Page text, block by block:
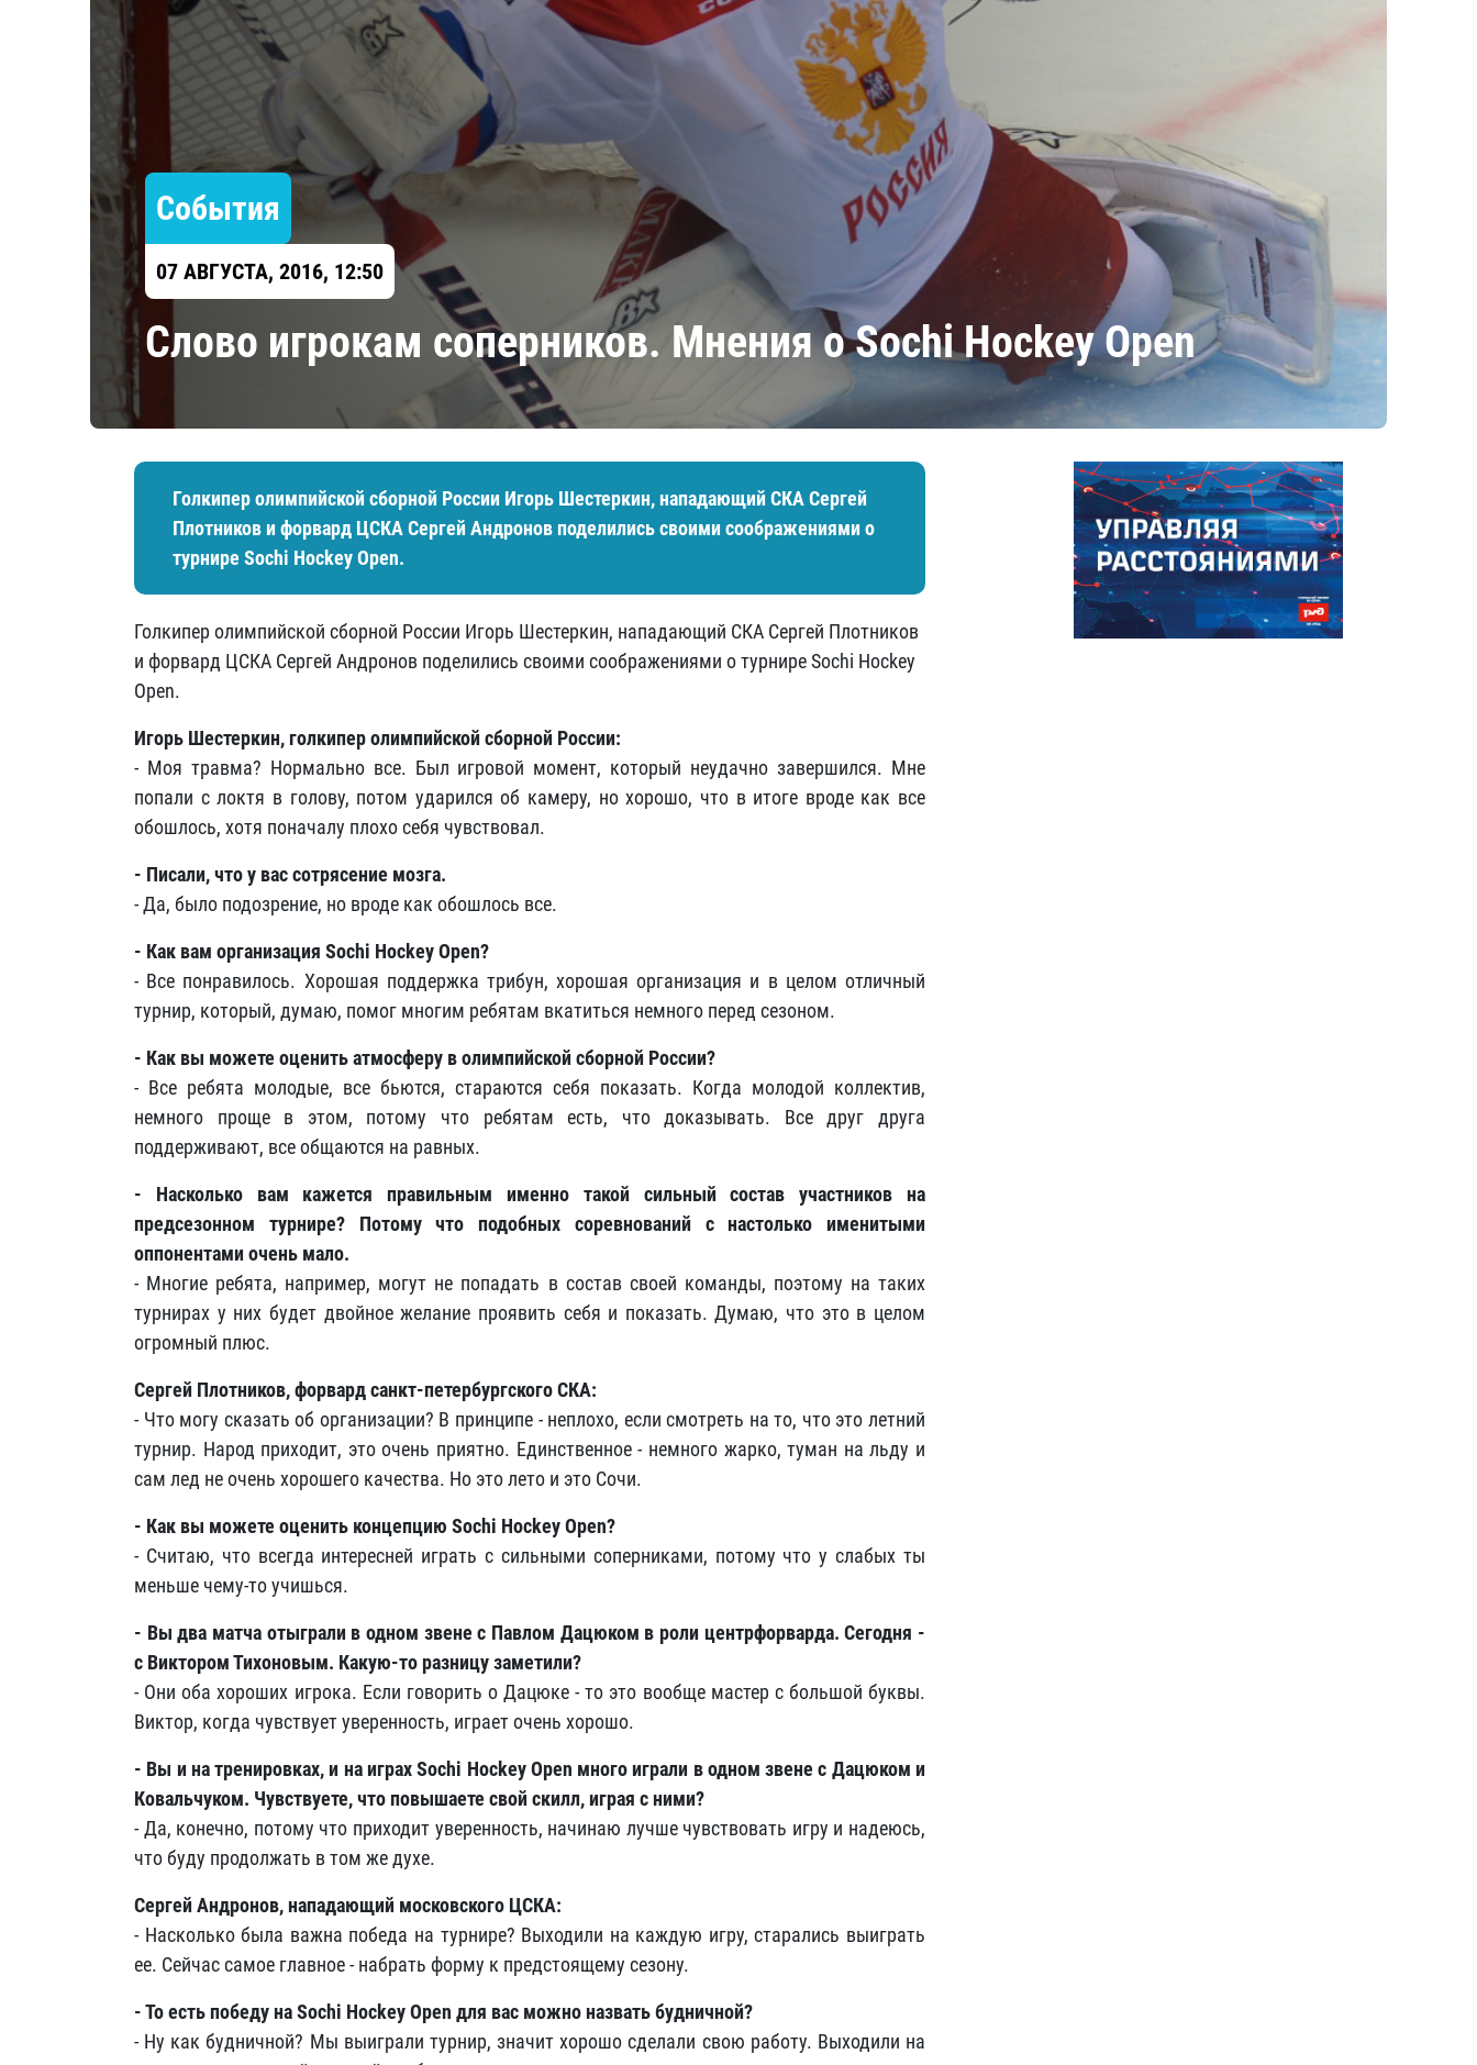
Северсталь
Шанхайские Драконы
Амур
Барыс
События
07 АВГУСТА, 2016, 12:50
Слово игрокам соперников. Мнения о Sochi Hockey Open
Голкипер олимпийской сборной России Игорь Шестеркин, нападающий СКА Сергей
Плотников и форвард ЦСКА Сергей Андронов поделились своими соображениями о
турнире Sochi Hockey Open.
Голкипер олимпийской сборной России Игорь Шестеркин, нападающий СКА Сергей Плотников
и форвард ЦСКА Сергей Андронов поделились своими соображениями о турнире Sochi Hockey
Open.
Игорь Шестеркин, голкипер олимпийской сборной России:
- Моя травма? Нормально все. Был игровой момент, который неудачно завершился. Мне
попали с локтя в голову, потом ударился об камеру, но хорошо, что в итоге вроде как все
обошлось, хотя поначалу плохо себя чувствовал.
- Писали, что у вас сотрясение мозга.
- Да, было подозрение, но вроде как обошлось все.
- Как вам организация Sochi Hockey Open?
- Все понравилось. Хорошая поддержка трибун, хорошая организация и в целом отличный
турнир, который, думаю, помог многим ребятам вкатиться немного перед сезоном.
- Как вы можете оценить атмосферу в олимпийской сборной России?
- Все ребята молодые, все бьются, стараются себя показать. Когда молодой коллектив,
немного проще в этом, потому что ребятам есть, что доказывать. Все друг друга
поддерживают, все общаются на равных.
- Насколько вам кажется правильным именно такой сильный состав участников на
предсезонном турнире? Потому что подобных соревнований с настолько именитыми
оппонентами очень мало.
- Многие ребята, например, могут не попадать в состав своей команды, поэтому на таких
турнирах у них будет двойное желание проявить себя и показать. Думаю, что это в целом
огромный плюс.
Сергей Плотников, форвард санкт-петербургского СКА:
- Что могу сказать об организации? В принципе - неплохо, если смотреть на то, что это летний
турнир. Народ приходит, это очень приятно. Единственное - немного жарко, туман на льду и
сам лед не очень хорошего качества. Но это лето и это Сочи.
- Как вы можете оценить концепцию Sochi Hockey Open?
- Считаю, что всегда интересней играть с сильными соперниками, потому что у слабых ты
меньше чему-то учишься.
- Вы два матча отыграли в одном звене с Павлом Дацюком в роли центрфорварда. Сегодня -
с Виктором Тихоновым. Какую-то разницу заметили?
- Они оба хороших игрока. Если говорить о Дацюке - то это вообще мастер с большой буквы.
Виктор, когда чувствует уверенность, играет очень хорошо.
- Вы и на тренировках, и на играх Sochi Hockey Open много играли в одном звене с Дацюком и
Ковальчуком. Чувствуете, что повышаете свой скилл, играя с ними?
- Да, конечно, потому что приходит уверенность, начинаю лучше чувствовать игру и надеюсь,
что буду продолжать в том же духе.
Сергей Андронов, нападающий московского ЦСКА:
- Насколько была важна победа на турнире? Выходили на каждую игру, старались выиграть
ее. Сейчас самое главное - набрать форму к предстоящему сезону.
- То есть победу на Sochi Hockey Open для вас можно назвать будничной?
- Ну как будничной? Мы выиграли турнир, значит хорошо сделали свою работу. Выходили на